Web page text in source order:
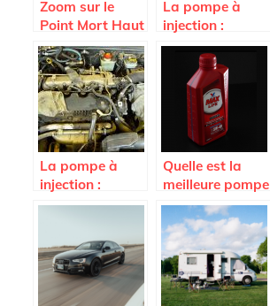
Zoom sur le
Point Mort Haut
d’une voiture
La pompe à
injection :
comment faire
pour tester son
électrovanne ?
La pompe à
injection :
l’essentiel à
Quelle est la
meilleure pompe
vidange d’huile
?